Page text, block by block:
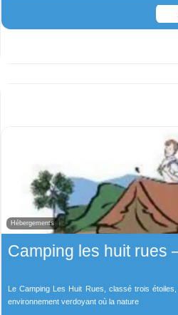
Hébergements
Camping les huit rues
Le Camping Les Huit Rues, classé trois
environnement verdoyant où la nature